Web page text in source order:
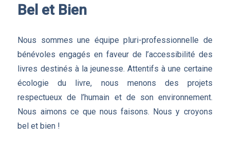
Bel et Bien
Nous sommes une équipe pluri-professionnelle de
bénévoles engagés en faveur de l’accessibilité des
livres destinés à la jeunesse. Attentifs à une certaine
écologie du livre, nous menons des projets
respectueux de l’humain et de son environnement.
Nous aimons ce que nous faisons. Nous y croyons
bel et bien !